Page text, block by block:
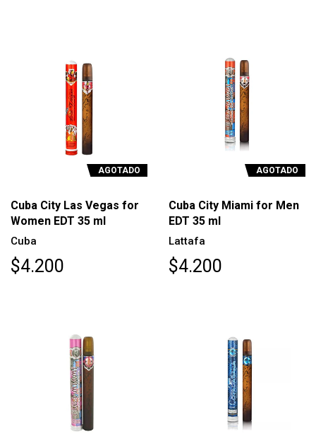
AGOTADO
Cuba City Las Vegas for
Women EDT 35 ml
Cuba
$4.200
AGOTADO
Cuba City Miami for Men
EDT 35 ml
Lattafa
$4.200